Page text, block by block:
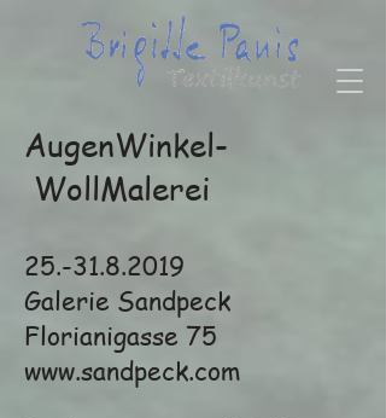
AugenWinkel-
WollMalerei
25.-31.8.2019
Galerie Sandpeck
Florianigasse 75
www.sandpeck.com